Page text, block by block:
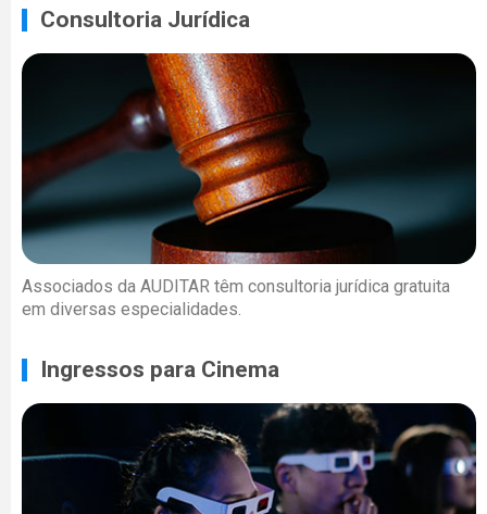
Consultoria Jurídica
Associados da AUDITAR têm consultoria jurídica gratuita
em diversas especialidades.
Ingressos para Cinema